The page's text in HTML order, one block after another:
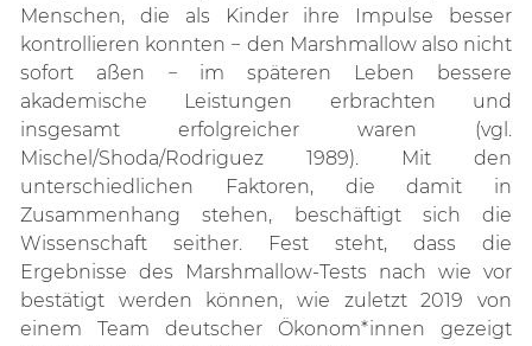
Menschen, die als Kinder ihre Impulse besser
kontrollieren konnten − den Marshmallow also nicht
sofort aßen − im späteren Leben bessere
akademische Leistungen erbrachten und
insgesamt erfolgreicher waren (vgl.
Mischel/Shoda/Rodriguez 1989). Mit den
unterschiedlichen Faktoren, die damit in
Zusammenhang stehen, beschäftigt sich die
Wissenschaft seither. Fest steht, dass die
Ergebnisse des Marshmallow-Tests nach wie vor
bestätigt werden können, wie zuletzt 2019 von
einem Team deutscher Ökonom*innen gezeigt